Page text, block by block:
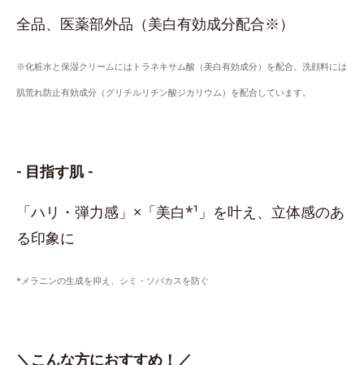
全品、医薬部外品（美白有効成分配合※）
※化粧水と保湿クリームにはトラネキサム酸（美白有効成分）を配合。洗顔料には
肌荒れ防止有効成分（グリチルリチン酸ジカリウム）を配合しています。
- 目指す肌 -
「ハリ・弾力感」×「美白*¹」を叶え、立体感のあ
る印象に
*メラニンの生成を抑え、シミ・ソバカスを防ぐ
＼こんな方におすすめ！／